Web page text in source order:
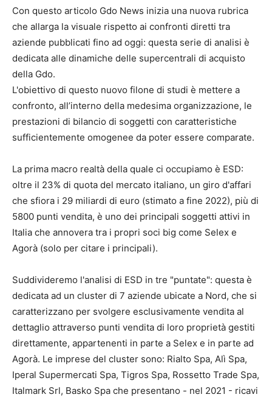
Con questo articolo Gdo News inizia una nuova rubrica
che allarga la visuale rispetto ai confronti diretti tra
aziende pubblicati fino ad oggi: questa serie di analisi è
dedicata alle dinamiche delle supercentrali di acquisto
della Gdo.
L'obiettivo di questo nuovo filone di studi è mettere a
confronto, all’interno della medesima organizzazione, le
prestazioni di bilancio di soggetti con caratteristiche
sufficientemente omogenee da poter essere comparate.
La prima macro realtà della quale ci occupiamo è ESD:
oltre il 23% di quota del mercato italiano, un giro d'affari
che sfiora i 29 miliardi di euro (stimato a fine 2022), più di
5800 punti vendita, è uno dei principali soggetti attivi in
Italia che annovera tra i propri soci big come Selex e
Agorà (solo per citare i principali).
Suddivideremo l'analisi di ESD in tre "puntate": questa è
dedicata ad un cluster di 7 aziende ubicate a Nord, che si
caratterizzano per svolgere esclusivamente vendita al
dettaglio attraverso punti vendita di loro proprietà gestiti
direttamente, appartenenti in parte a Selex e in parte ad
Agorà. Le imprese del cluster sono: Rialto Spa, Alì Spa,
Iperal Supermercati Spa, Tigros Spa, Rossetto Trade Spa,
Italmark Srl, Basko Spa che presentano - nel 2021 - ricavi